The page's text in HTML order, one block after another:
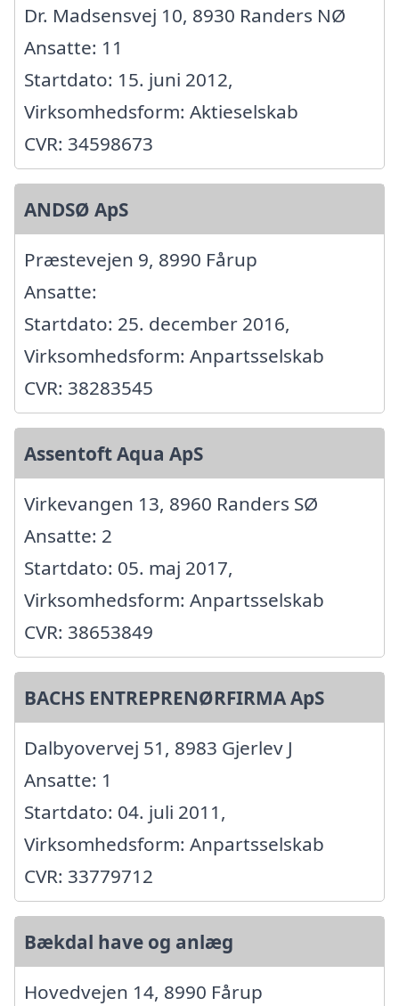
Dr. Madsensvej 10, 8930 Randers NØ
Ansatte: 11
Startdato: 15. juni 2012,
Virksomhedsform: Aktieselskab
CVR: 34598673
ANDSØ ApS
Præstevejen 9, 8990 Fårup
Ansatte:
Startdato: 25. december 2016,
Virksomhedsform: Anpartsselskab
CVR: 38283545
Assentoft Aqua ApS
Virkevangen 13, 8960 Randers SØ
Ansatte: 2
Startdato: 05. maj 2017,
Virksomhedsform: Anpartsselskab
CVR: 38653849
BACHS ENTREPRENØRFIRMA ApS
Dalbyovervej 51, 8983 Gjerlev J
Ansatte: 1
Startdato: 04. juli 2011,
Virksomhedsform: Anpartsselskab
CVR: 33779712
Bækdal have og anlæg
Hovedvejen 14, 8990 Fårup